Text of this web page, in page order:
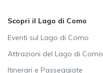
Scopri il Lago di Como
Eventi sul Lago di Como
Attrazioni del Lago di Como
Itinerari e Passeggiate